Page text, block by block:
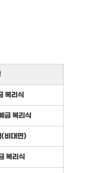
복리식
금 복리식
(비대면)
복리식